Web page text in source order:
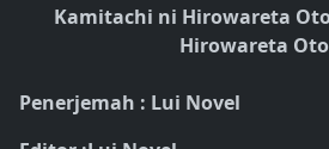
Kamitachi ni Hirowareta
Hirowareta
Penerjemah : Lui Novel